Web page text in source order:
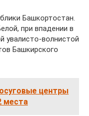
Башкортостан.
при впадении в
увалисто-волнистой
Башкирского
центры
места